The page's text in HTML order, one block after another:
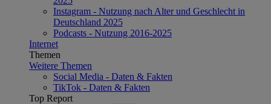
Instagram - Nutzung nach Alter und Geschlecht in
Deutschland 2025
Podcasts - Nutzung 2016-2025
Internet
Themen
Weitere Themen
Social Media - Daten & Fakten
TikTok - Daten & Fakten
Top Report